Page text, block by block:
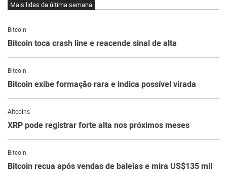
Mais lidas da última semana
Bitcoin
Bitcoin toca crash line e reacende sinal de alta
Bitcoin
Bitcoin exibe formação rara e indica possível virada
Altcoins
XRP pode registrar forte alta nos próximos meses
Bitcoin
Bitcoin recua após vendas de baleias e mira US$135 mil